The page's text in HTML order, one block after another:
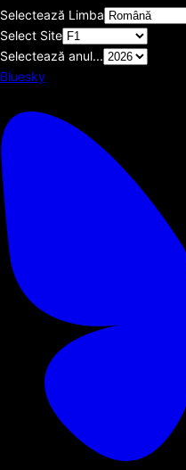
Selectează Limba
Select Site
Selectează anul...
Bluesky